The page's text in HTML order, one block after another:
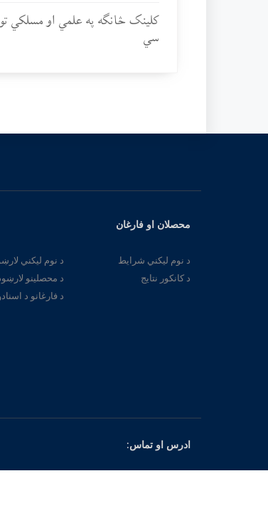
کلینک څانګه په علمي او مسلکي
سي
محصلان او فارغان
د نوم لیکني
د نوم لیکني شرایط
د محصلینو
د کانکور نتایج
د فارغانو د
:ادرس او تماس